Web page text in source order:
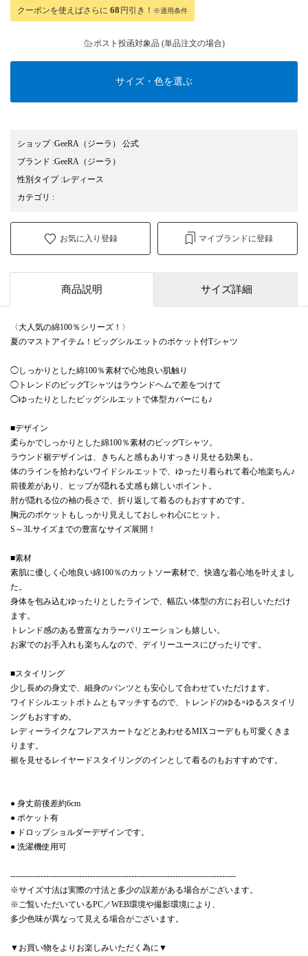
クーポンを使えばさらに 68 円引き！ ※適用条件
ポスト投函対象品 (単品注文の場合)
サイズ・色を選ぶ
ショップ:GeeRA（ジーラ） 公式
ブランド :GeeRA （ジーラ）
性別タイプ:レディース
カテゴリ :
お気に入り登録 マイブランドに登録
商品説明 サイズ詳細
〈大人気の綿100％シリーズ！〉
夏のマストアイテム！ビッグシルエットのポケット付Tシャツ
◯しっかりとした綿100％素材で心地良い肌触り
◯トレンドのビッグTシャツはラウンドヘムで差をつけて
◯ゆったりとしたビッグシルエットで体型カバーにも♪
■デザイン
柔らかでしっかりとした綿100％素材のビッグTシャツ。
ラウンド裾デザインは、きちんと感もありすっきり見せる効果も。
体のラインを拾わないワイドシルエットで、ゆったり着られて着心地楽ちん♪
前後差があり、ヒップが隠れる丈感も嬉しいポイント。
肘が隠れる位の袖の長さで、折り返して着るのもおすすめです。
胸元のポケットもしっかり見えしておしゃれ心にヒット。
S～3Lサイズまでの豊富なサイズ展開！
■素材
素肌に優しく心地良い綿100％のカットソー素材で、快適な着心地を叶えまし
た。
身体を包み込むゆったりとしたラインで、幅広い体型の方にお召しいただけ
ます。
トレンド感のある豊富なカラーバリエーションも嬉しい。
お家でのお手入れも楽ちんなので、デイリーユースにぴったりです。
■スタイリング
少し長めの身丈で、細身のパンツとも安心して合わせていただけます。
ワイドシルエットボトムともマッチするので、トレンドのゆる×ゆるスタイリ
ングもおすすめ。
レディーライクなフレアスカートなどとあわせるMIXコーデもも可愛くきま
ります。
裾を見せるレイヤードスタイリングのインとして着るのもおすすめです。
● 身丈前後差約6cm
● ポケット有
● ドロップショルダーデザインです。
● 洗濯機使用可
----------------------------------------------------------------------------------
※サイズ寸法は実際の寸法と多少の誤差がある場合がございます。
※ご覧いただいているPC／WEB環境や撮影環境により、
多少色味が異なって見える場合がございます。
▼お買い物をよりお楽しみいただく為に▼